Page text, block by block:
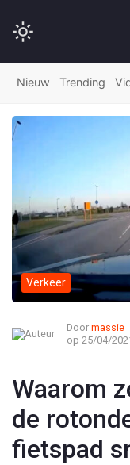
Nieuw Trending
Verkeer
Door massie
op 25/04/
Waarom
de
fietspad